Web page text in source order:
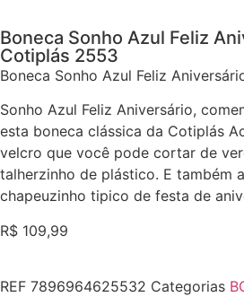
Boneca Sonho Azul Feliz
Cotiplás 2553
Boneca Sonho Azul Feliz
Sonho Azul Feliz Aniversário,
esta boneca clássica da Cotiplás
velcro que você pode cortar de
talherzinho de plástico. E também
chapeuzinho tipico de festa de
R$ 109,99
REF 7896964625532 Categorias